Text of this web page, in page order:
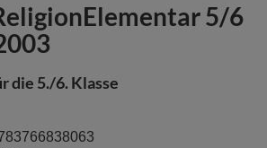
5/6
die 5./6. Klasse